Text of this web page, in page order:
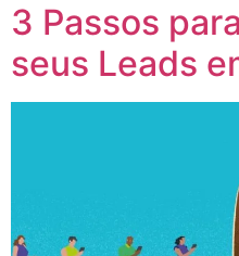
3 Passos
seus Leads